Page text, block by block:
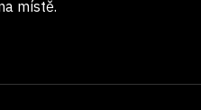
místě.